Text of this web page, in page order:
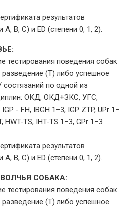
результатов
B, C) и ED (степени 0, 1, 2).
поведения собак
(Т) либо успешное
по одной из
ОКД, ОКД+ЗКС, УГС,
- FH, IBGH 1–3, IGP ZTP, UPr 1–
HWT-TS, IHT-TS 1–3, GPr 1–3
результатов
B, C) и ED (степени 0, 1, 2).
СОБАКА:
поведения собак
(Т) либо успешное